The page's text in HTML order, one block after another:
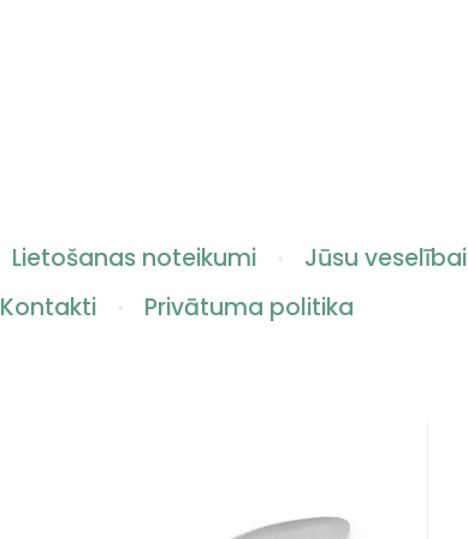
Lietošanas noteikumi Jūsu veselībai
Kontakti Privātuma politika